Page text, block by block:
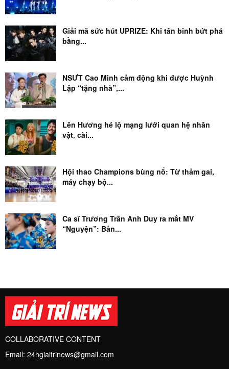
Giải mã sức hút UPRIZE: Khi tân binh bứt phá
bằng...
NSƯT Cao Minh cảm động khi được Huỳnh
Lập “tặng nhà”,...
Lên Hương hé lộ mạng lưới quan hệ nhân
vật, cài...
Hội thao Champions bùng nổ: Từ thảm gai,
máy chạy bộ...
Ca sĩ Trương Trần Anh Duy ra mắt MV
“Nguyện”: Bản...
COLLABORATIVE CONTENT
Email: 24hgiaitrinews@gmail.com